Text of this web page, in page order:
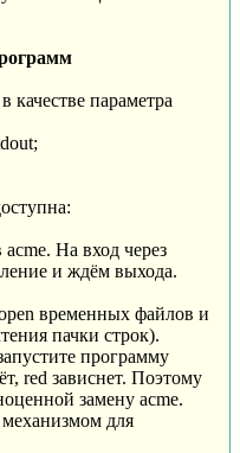
качестве параметра
На вход через
и ждём выхода.
временных файлов и
пачки строк).
программу
red зависнет. Поэтому
замену acme.
для